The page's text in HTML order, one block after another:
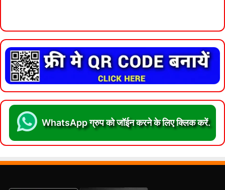
WhatsApp ग्रुप को जॉईन करने के लिए क्लिक करें.